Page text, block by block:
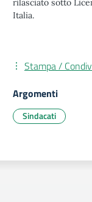
rilasciato sotto
Italia.
Stampa /
Argomenti
Sindacati